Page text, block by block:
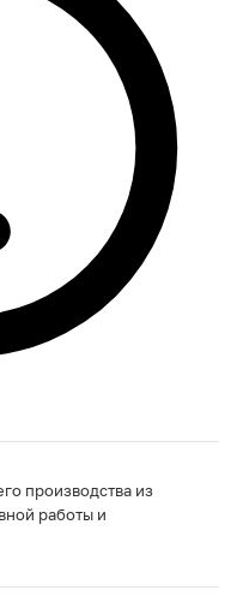
производства из
работы и